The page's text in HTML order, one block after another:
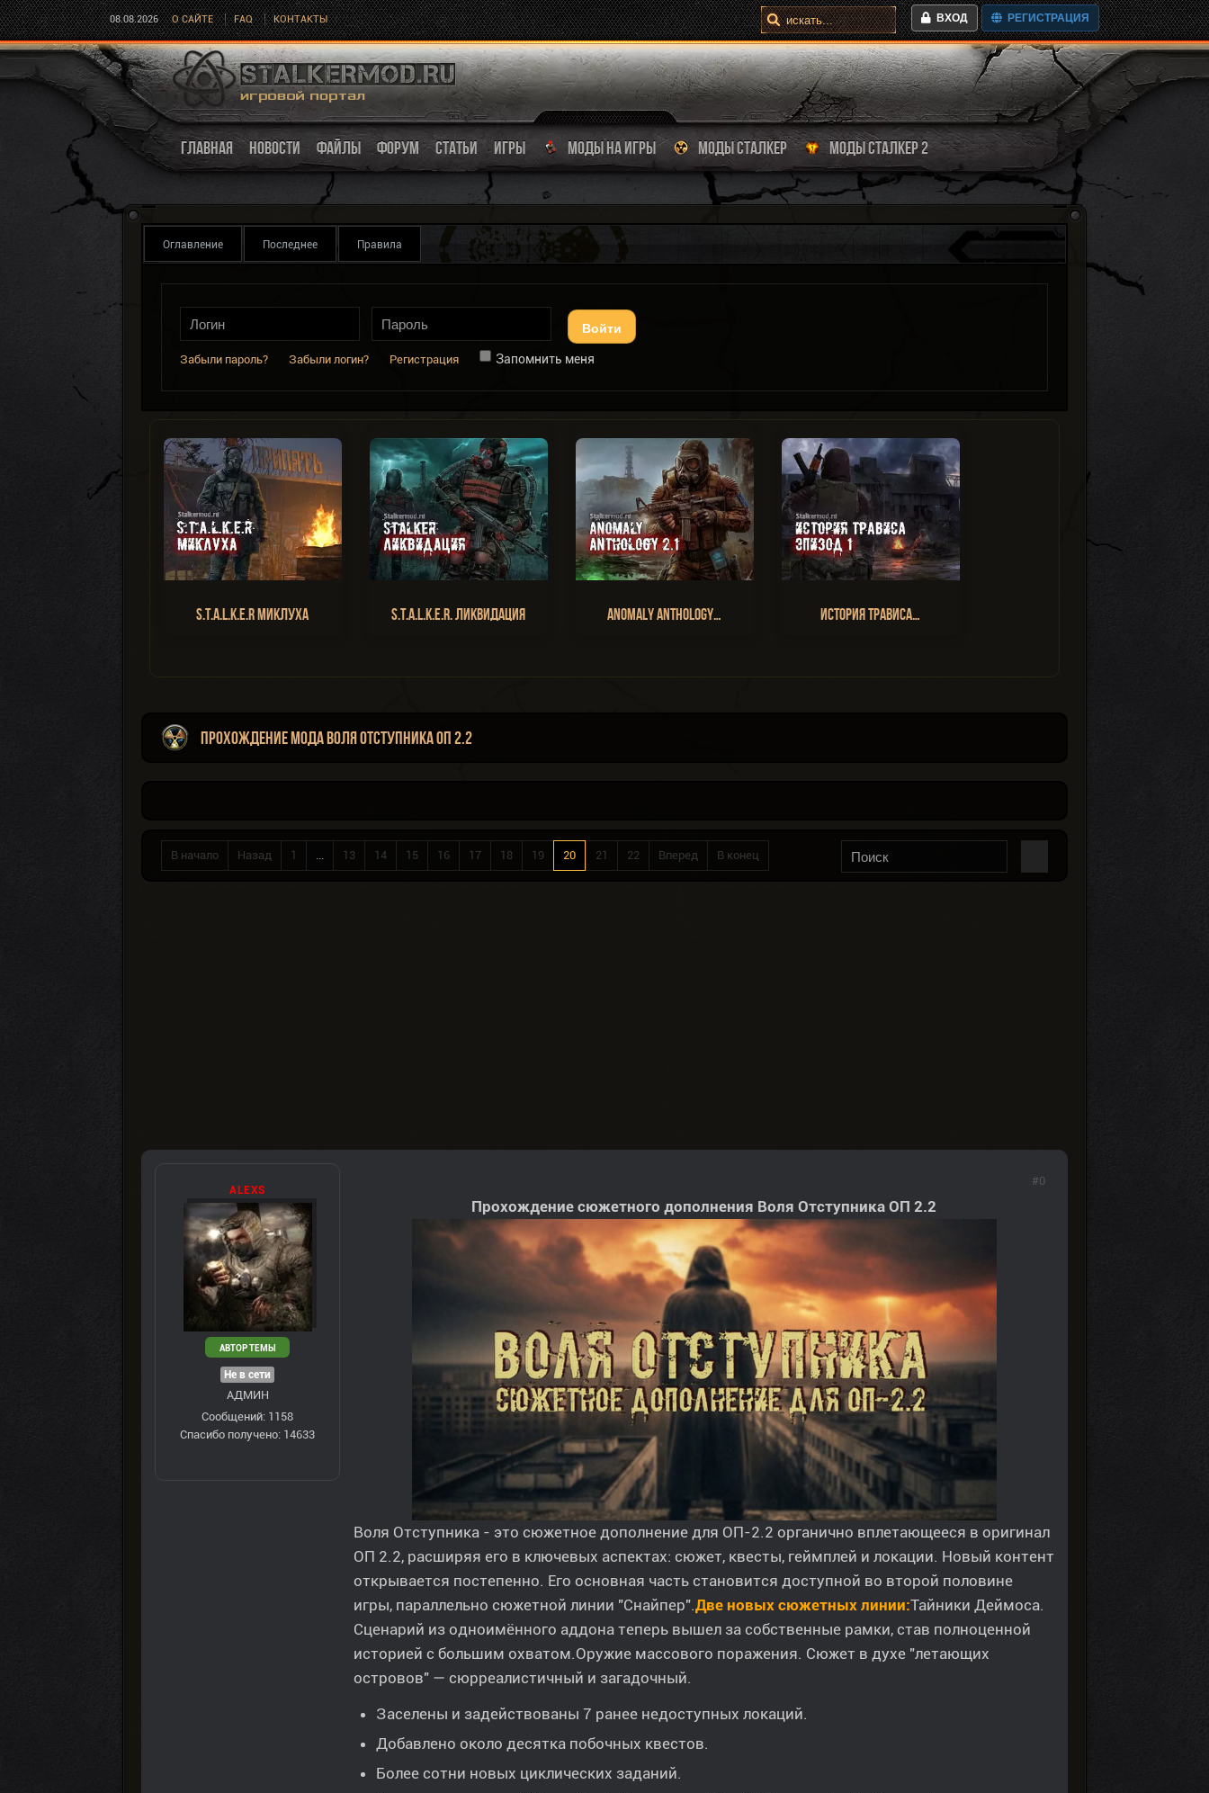
08.08.2026 О САЙТЕ FAQ КОНТАКТЫ ВХОД РЕГИСТРАЦИЯ
ГЛАВНАЯ НОВОСТИ ФАЙЛЫ ФОРУМ СТАТЬИ ИГРЫ МОДЫ НА ИГРЫ МОДЫ СТАЛКЕР МОДЫ СТАЛКЕР 2
Оглавление Последнее Правила
Войти
Забыли пароль? Забыли логин? Регистрация Запомнить меня
S.T.A.L.K.E.R Миклуха S.T.A.L.K.E.R. Ликвидация Anomaly Anthology… История Трависа…
Прохождение мода Воля Отступника ОП 2.2
В начало Назад 1 ... 13 14 15 16 17 18 19 20 21 22 Вперед В конец
ALEXS
АВТОР ТЕМЫ
Не в сети
АДМИН
Сообщений: 1158
Спасибо получено: 14633
Прохождение сюжетного дополнения Воля Отступника ОП 2.2
Воля Отступника - это сюжетное дополнение для ОП-2.2 органично вплетающееся в оригинал
ОП 2.2, расширяя его в ключевых аспектах: сюжет, квесты, геймплей и локации. Новый контент
открывается постепенно. Его основная часть становится доступной во второй половине
игры, параллельно сюжетной линии "Снайпер".Две новых сюжетных линии:Тайники Деймоса.
Сценарий из одноимённого аддона теперь вышел за собственные рамки, став полноценной
историей с большим охватом.Оружие массового поражения. Сюжет в духе "летающих
островов" — сюрреалистичный и загадочный.
Заселены и задействованы 7 ранее недоступных локаций.
Добавлено около десятка побочных квестов.
Более сотни новых циклических заданий.
#0